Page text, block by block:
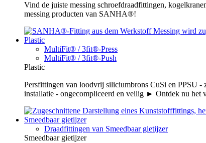
Vind de juiste messing schroefdraadfittingen,
messing producten van SANHA®!
Plastic
MultiFit® / 3fit®-Press
MultiFit® / 3fit®-Push
Plastic
Persfittingen van loodvrij siliciumbrons CuSi en PPSU
installatie - ongecompliceerd en veilig ► Ontdek nu het
Smeedbaar gietijzer
Draadfittingen van Smeedbaar gietijzer
Smeedbaar gietijzer